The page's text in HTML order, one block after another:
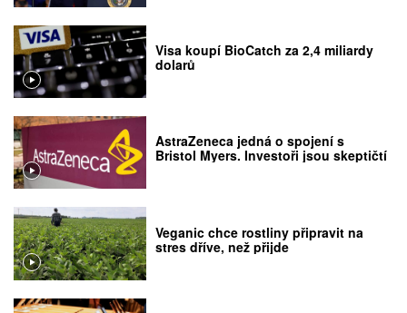
Visa koupí BioCatch za 2,4 miliardy
dolarů
AstraZeneca jedná o spojení s
Bristol Myers. Investoři jsou skeptičtí
Veganic chce rostliny připravit na
stres dříve, než přijde